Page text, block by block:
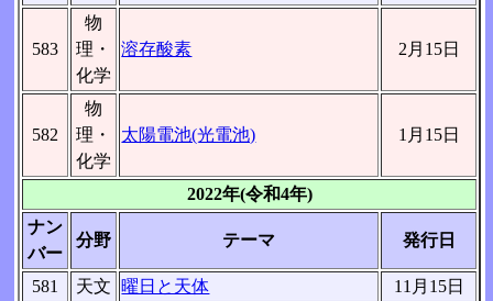
583
物
理・
化学
溶存酸素 2月15日
582
物
理・
化学
太陽電池(光電池) 1月15日
2022年(令和4年)
ナン
バー
分野 テーマ 発行日
581 天文 曜日と天体
11月15日